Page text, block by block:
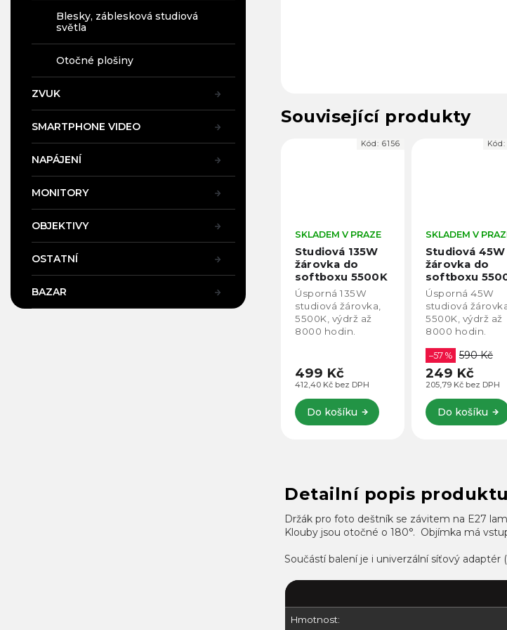
Blesky, záblesková studiová
světla
Otočné plošiny
ZVUK
SMARTPHONE VIDEO
NAPÁJENÍ
MONITORY
OBJEKTIVY
OSTATNÍ
BAZAR
Související produkty
Studiová 135W
žárovka do
softboxu 5500K
SKLADEM V PRAZE
412,40 Kč bez DPH
499 Kč
Do košíku
Úsporná 135W
studiová žárovka,
5500K, výdrž až
8000 hodin.
Kód: 6156
Studiová 45W
žárovka do
softboxu
SKLADEM V
205,79 Kč bez DPH
–57 % 590 Kč
249 Kč
Do košíku
Úsporná 45W
studiová
5500K, výdrž až
8000 hodin.
Kód:
Detailní popis produktu
Držák pro foto deštník se závitem na E27
Klouby jsou otočné o 180°. Objímka má
Součástí balení je i univerzální síťový adaptér
Hmotnost: